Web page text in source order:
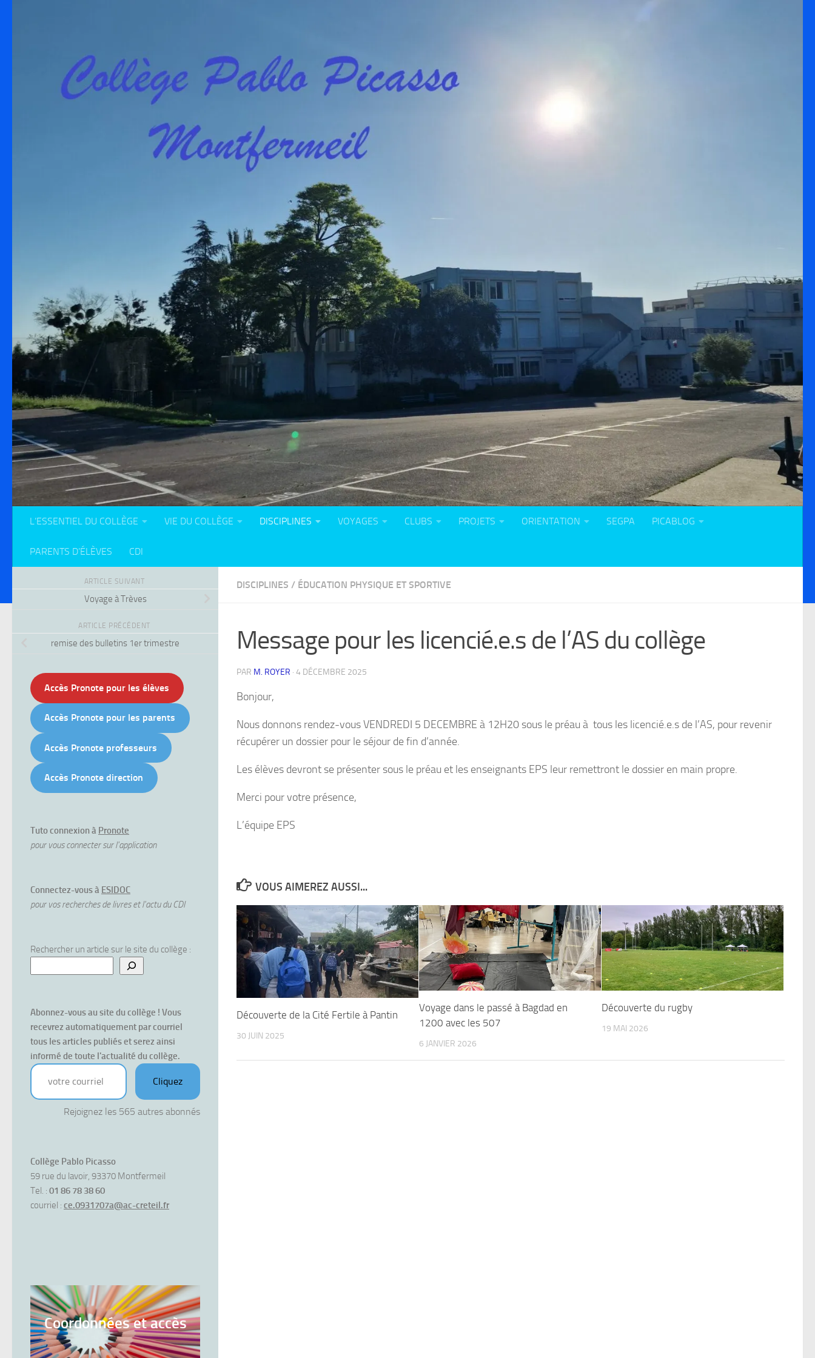
L’ESSENTIEL DU COLLÈGE VIE DU COLLÈGE DISCIPLINES VOYAGES CLUBS PROJETS ORIENTATION SEGPA PICABLOG
PARENTS D’ÉLÈVES CDI
DISCIPLINES / ÉDUCATION PHYSIQUE ET SPORTIVE
Message pour les licencié.e.s de l’AS du collège
PAR M. ROYER · 4 DÉCEMBRE 2025
Bonjour,
Nous donnons rendez-vous VENDREDI 5 DECEMBRE à 12H20 sous le préau à tous les licencié.e.s de l’AS, pour revenir
récupérer un dossier pour le séjour de fin d’année.
Les élèves devront se présenter sous le préau et les enseignants EPS leur remettront le dossier en main propre.
Merci pour votre présence,
L’équipe EPS
VOUS AIMEREZ AUSSI...
Découverte de la Cité Fertile à Pantin
30 JUIN 2025
Voyage dans le passé à Bagdad en
1200 avec les 507
6 JANVIER 2026
Découverte du rugby
19 MAI 2026
ARTICLE SUIVANT
Voyage à Trèves
ARTICLE PRÉCÉDENT
remise des bulletins 1er trimestre
Accès Pronote pour les élèves
Accès Pronote pour les parents
Accès Pronote professeurs
Accès Pronote direction
Tuto connexion à Pronote
pour vous connecter sur l'application
Connectez-vous à ESIDOC
pour vos recherches de livres et l'actu du CDI
Rechercher un article sur le site du collège :
Abonnez-vous au site du collège ! Vous
recevrez automatiquement par courriel
tous les articles publiés et serez ainsi
informé de toute l'actualité du collège.
votre courriel
Cliquez
Rejoignez les 565 autres abonnés
Collège Pablo Picasso
59 rue du lavoir, 93370 Montfermeil
Tel. : 01 86 78 38 60
courriel : ce.0931707a@ac-creteil.fr
Coordonnées et accès